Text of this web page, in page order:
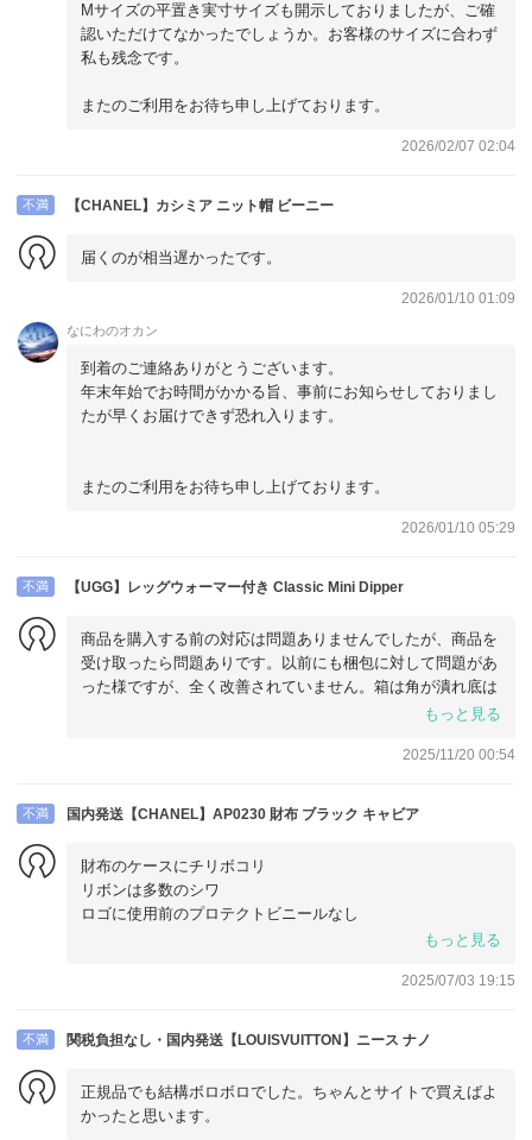
Mサイズの平置き実寸サイズも開示しておりましたが、ご確
認いただけてなかったでしょうか。お客様のサイズに合わず
私も残念です。
またのご利用をお待ち申し上げております。
2026/02/07 02:04
不満 【CHANEL】カシミア ニット帽 ビーニー
届くのが相当遅かったです。
2026/01/10 01:09
なにわのオカン
到着のご連絡ありがとうございます。
年末年始でお時間がかかる旨、事前にお知らせしておりまし
たが早くお届けできず恐れ入ります。
またのご利用をお待ち申し上げております。
2026/01/10 05:29
不満 【UGG】レッグウォーマー付き Classic Mini Dipper
商品を購入する前の対応は問題ありませんでしたが、商品を
受け取ったら問題ありです。以前にも梱包に対して問題があ
った様ですが、全く改善されていません。箱は角が潰れ底は
穴が空いていました。こんなに雑な扱いだとは思いませんで
そりゃあボコボコにもあるわと思いました。せめてプチプチ
に緩衝材を入れて送ってくれるのが当たり前ですから。二度
もっと見る
2025/11/20 00:54
不満 国内発送【CHANEL】AP0230 財布 ブラック キャビア
財布のケースにチリボコリ
リボンは多数のシワ
ロゴに使用前のプロテクトビニールなし
簡易梱包とあったものの、レターパックはベコボコ。
新品で丁寧に扱ったとは、思えなかっため、受け取ってすぐ
ることをもう少し考えて欲しいです。鑑定後の返送には、し
ようにして欲しかった。
もっと見る
2025/07/03 19:15
不満 関税負担なし・国内発送【LOUISVUITTON】ニース ナノ
正規品でも結構ボロボロでした。ちゃんとサイトで買えばよ
かったと思います。